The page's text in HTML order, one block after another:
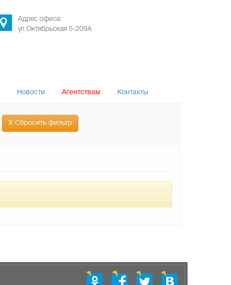
Адрес офиса:
ул.Октябрьская 5-209А
Новости Агентствам Контакты
Х Сбросить фильтр